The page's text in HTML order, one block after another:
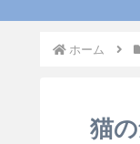
ホーム
猫